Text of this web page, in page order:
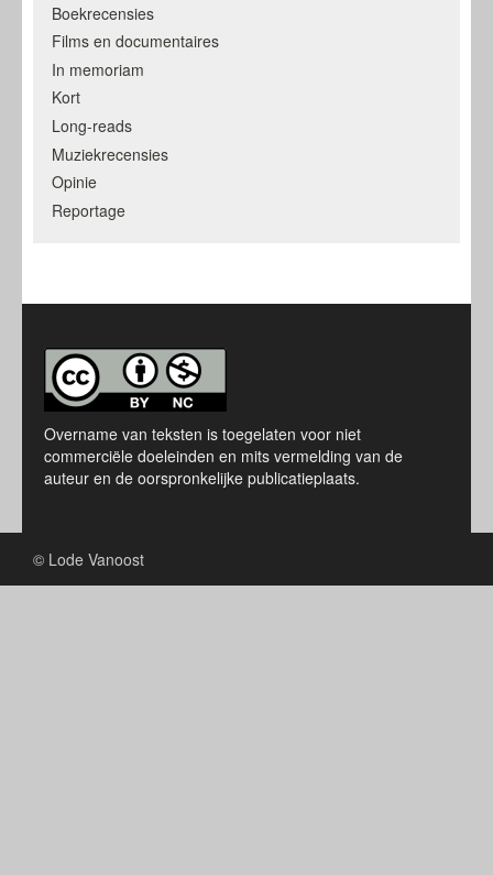
Boekrecensies
Films en documentaires
In memoriam
Kort
Long-reads
Muziekrecensies
Opinie
Reportage
Overname van teksten is toegelaten voor niet
commerciële doeleinden en mits vermelding van de
auteur en de oorspronkelijke publicatieplaats.
© Lode Vanoost